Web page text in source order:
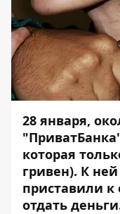
28 января,
которая
гривен). К
приставили к
отдать